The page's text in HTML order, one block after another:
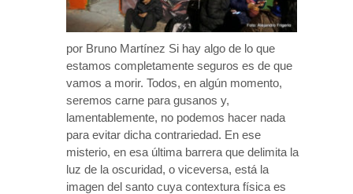
por Bruno Martínez Si hay algo de lo que
estamos completamente seguros es de que
vamos a morir. Todos, en algún momento,
seremos carne para gusanos y,
lamentablemente, no podemos hacer nada
para evitar dicha contrariedad. En ese
misterio, en esa última barrera que delimita la
luz de la oscuridad, o viceversa, está la
imagen del santo cuya contextura física es